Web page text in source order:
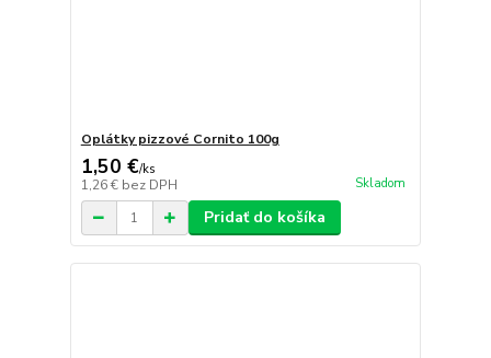
Oplátky pizzové Cornito 100g
1,50 €/ks
1,26 € bez DPH Skladom
Pridať do košíka